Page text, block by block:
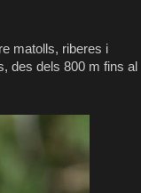
matolls, riberes i
des dels 800 m fins al